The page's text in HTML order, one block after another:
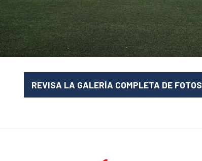
REVISA LA GALERÍA COMPLETA DE FOTOS